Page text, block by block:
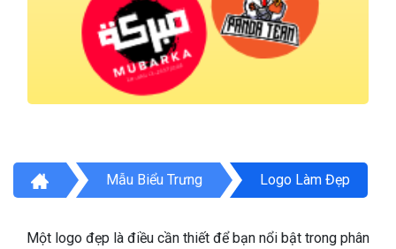
Mẫu Biểu Trưng Logo Làm Đẹp
Một logo đẹp là điều cần thiết để bạn nổi bật trong phân